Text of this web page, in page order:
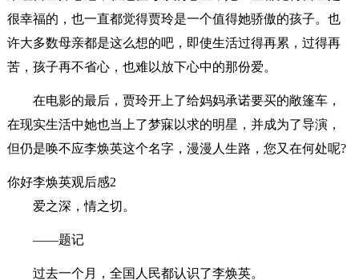
很幸福的，也一直都觉得贾玲是一个值得她骄傲的孩子。也
许大多数母亲都是这么想的吧，即使生活过得再累，过得再
苦，孩子再不省心，也难以放下心中的那份爱。
在电影的最后，贾玲开上了给妈妈承诺要买的敞篷车，
在现实生活中她也当上了梦寐以求的明星，并成为了导演，
但仍是唤不应李焕英这个名字，漫漫人生路，您又在何处呢?
你好李焕英观后感2
爱之深，情之切。
——题记
过去一个月，全国人民都认识了李焕英。